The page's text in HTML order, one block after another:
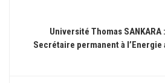
Université Thomas
Secrétaire permanent à